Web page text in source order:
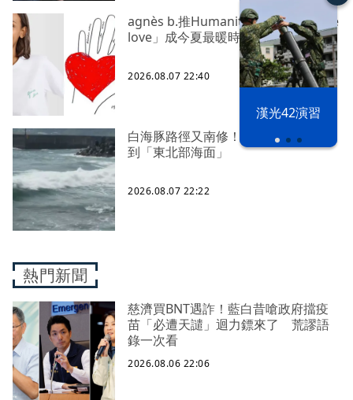
漢光42演習
agnès b.推Humanitarian系列 「give
love」成今夏最暖時尚宣言
2026.08.07 22:40
白海豚路徑又南修！ 海警範圍擴增
到「東北部海面」
2026.08.07 22:22
熱門新聞
慈濟買BNT遇詐！藍白昔嗆政府擋疫
苗「必遭天譴」迴力鏢來了 荒謬語
錄一次看
2026.08.06 22:06